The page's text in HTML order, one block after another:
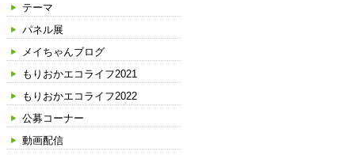
テーマ
パネル展
メイちゃんブログ
もりおかエコライフ2021
もりおかエコライフ2022
公募コーナー
動画配信